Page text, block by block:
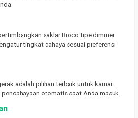
saklar Broco tipe dimmer
tingkat cahaya sesuai preferensi
adalah pilihan terbaik untuk kamar
otomatis saat Anda masuk.